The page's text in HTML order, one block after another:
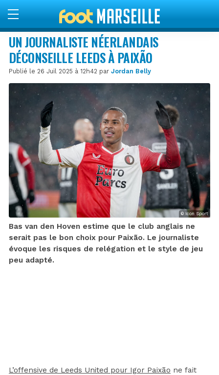
UN JOURNALISTE NÉERLANDAIS
DÉCONSEILLE LEEDS À PAIXÃO
Publié le 26 Juil 2025 à 12h42 par Jordan Belly
© Icon Sport
Bas van den Hoven estime que le club anglais ne
serait pas le bon choix pour Paixão. Le journaliste
évoque les risques de relégation et le style de jeu
peu adapté.
L’offensive de Leeds United pour Igor Paixão ne fait